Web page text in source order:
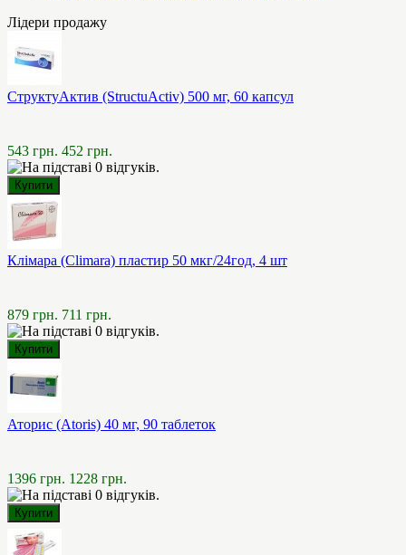
Лідери продажу
СтруктуАктив (StructuActiv) 500 мг, 60 капсул
543 грн. 452 грн.
Клімара (Climara) пластир 50 мкг/24год, 4 шт
879 грн. 711 грн.
Аторис (Atoris) 40 мг, 90 таблеток
1396 грн. 1228 грн.